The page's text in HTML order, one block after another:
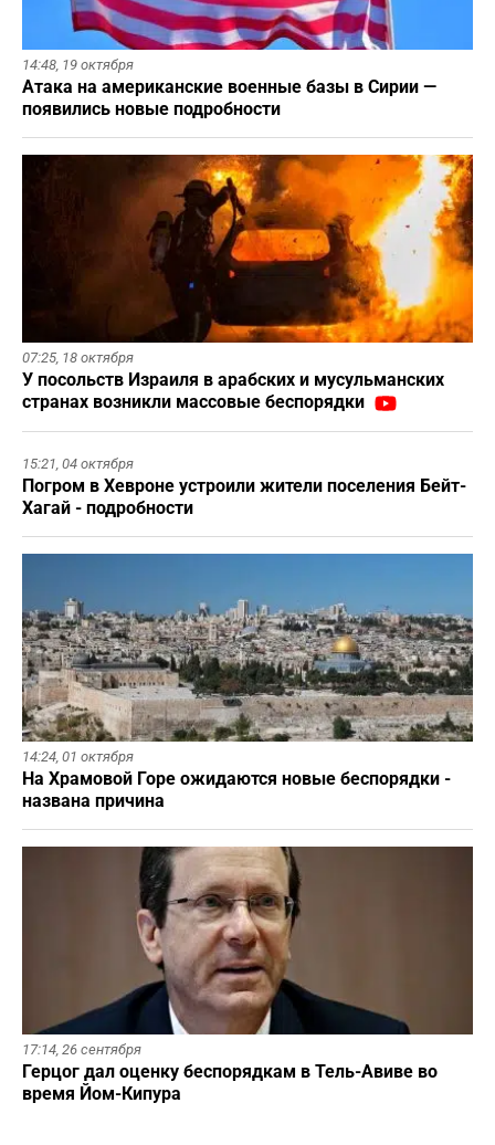
14:48, 19 октября
Атака на американские военные базы в Сирии —
появились новые подробности
07:25, 18 октября
У посольств Израиля в арабских и мусульманских
странах возникли массовые беспорядки
15:21, 04 октября
Погром в Хевроне устроили жители поселения Бейт-
Хагай - подробности
14:24, 01 октября
На Храмовой Горе ожидаются новые беспорядки -
названа причина
17:14, 26 сентября
Герцог дал оценку беспорядкам в Тель-Авиве во
время Йом-Кипура